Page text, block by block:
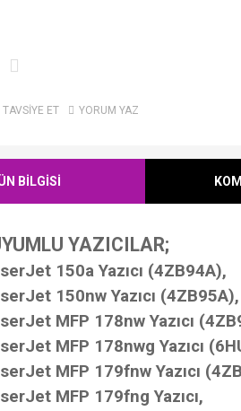
TAVSİYE ET YORUM YAZ
BİLGİSİ
YAZICILAR;
150a Yazıcı (4ZB94A),
150nw Yazıcı (4ZB95A),
MFP 178nw Yazıcı
MFP 178nwg Yazıcı
MFP 179fnw Yazıcı
MFP 179fng Yazıcı,